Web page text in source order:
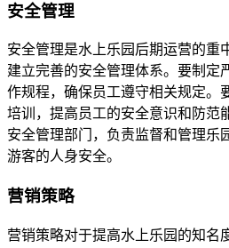
安全管理
安全管理是水上乐园后期运营的重
建立完善的安全管理体系。要制定
作规程，确保员工遵守相关规定。
培训，提高员工的安全意识和防范
安全管理部门，负责监督和管理乐
游客的人身安全。
营销策略
营销策略对于提高水上乐园的知名